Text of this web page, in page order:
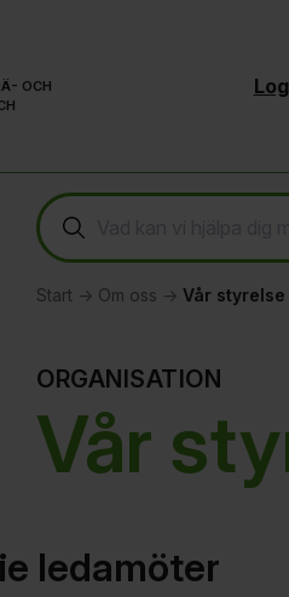
OCH
Start Om oss Vår styrelse
ORGANISATION
Vår
ledamöter